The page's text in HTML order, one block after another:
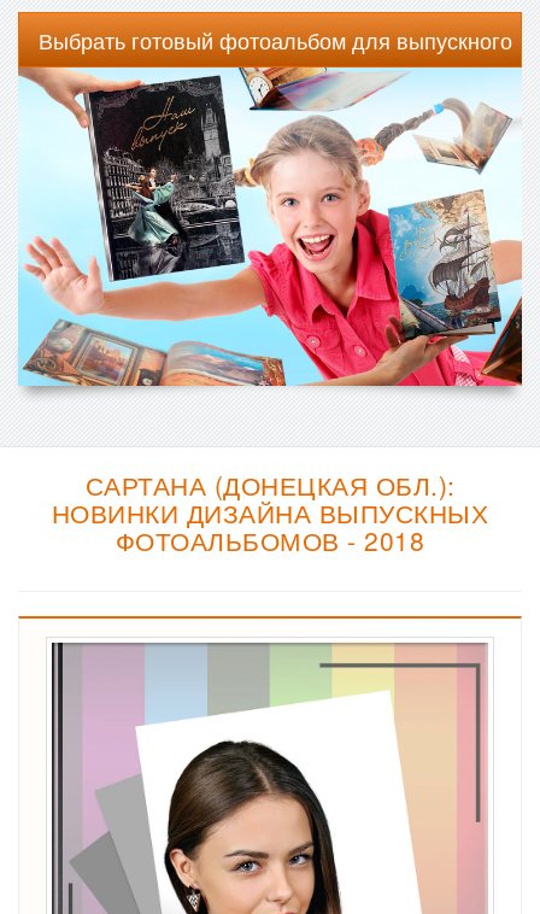
Выбрать готовый фотоальбом для выпускного
САРТАНА (ДОНЕЦКАЯ ОБЛ.):
НОВИНКИ ДИЗАЙНА ВЫПУСКНЫХ
ФОТОАЛЬБОМОВ - 2018